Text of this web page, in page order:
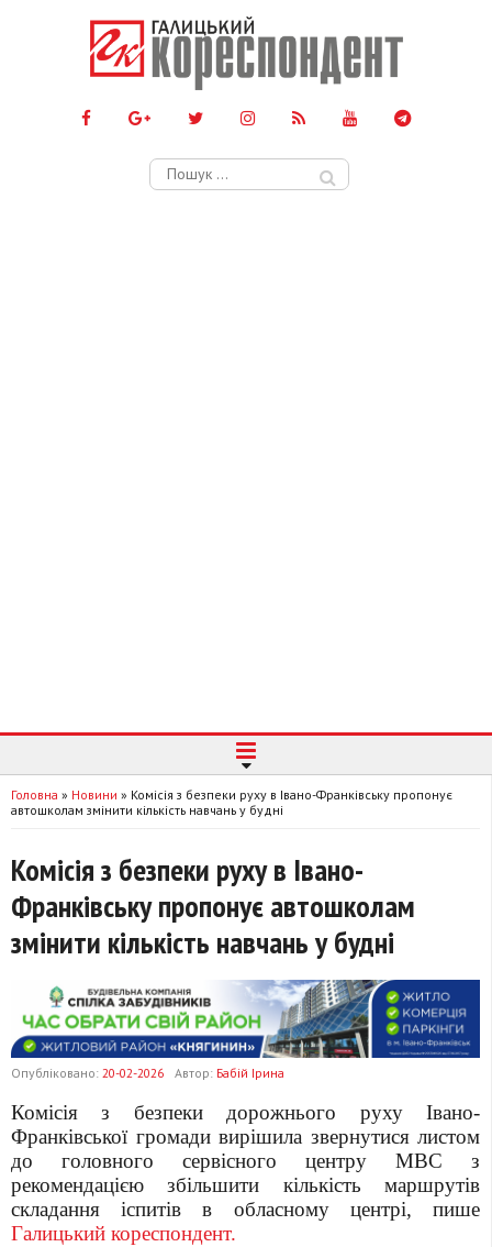
Пошук:
Головна » Новини » Комісія з безпеки руху в Івано-Франківську пропонує
автошколам змінити кількість навчань у будні
Комісія з безпеки руху в Івано-
Франківську пропонує автошколам
змінити кількість навчань у будні
Опубліковано: 20-02-2026 Автор: Бабій Ірина
Комісія з безпеки дорожнього руху Івано-
Франківської громади вирішила звернутися листом
до головного сервісного центру МВС з
рекомендацією збільшити кількість маршрутів
складання іспитів в обласному центрі, пише
Галицький кореспондент.